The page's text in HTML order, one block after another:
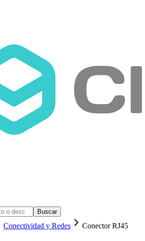
Buscar
Conectividad y Redes
Conector RJ45